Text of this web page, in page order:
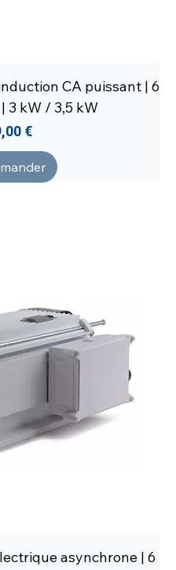
CA puissant | 6
3 kW / 3,5 kW
€
asynchrone | 6